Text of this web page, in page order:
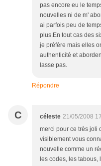
pas encore eu le
nouvelles ni de m'
ai parfois peu de
plus.En tout cas des
je préfère mais elles
authenticité et
lasse pas.
Répondre
C céleste 21/05/2008
merci pour ce très joli
visiblement vous
nouvelle comme un
les codes, les